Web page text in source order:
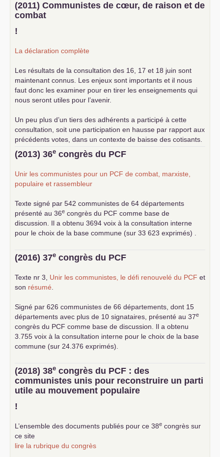
(2011) Communistes de cœur, de raison et de
combat
!
La déclaration complète
Les résultats de la consultation des 16, 17 et 18 juin sont
maintenant connus. Les enjeux sont importants et il nous
faut donc les examiner pour en tirer les enseignements qui
nous seront utiles pour l’avenir.
Un peu plus d’un tiers des adhérents a participé à cette
consultation, soit une participation en hausse par rapport aux
précédents votes, dans un contexte de baisse des cotisants.
... lire la suite
(2013) 36e congrès du PCF
Unir les communistes pour un PCF de combat, marxiste,
populaire et rassembleur
Texte signé par 542 communistes de 64 départements
présenté au 36e congrès du PCF comme base de
discussion. Il a obtenu 3694 voix à la consultation interne
pour le choix de la base commune (sur 33 623 exprimés) .
(2016) 37e congrès du PCF
Texte nr 3, Unir les communistes, le défi renouvelé du PCF et
son résumé
Signé par 626 communistes de 66 départements, dont 15
départements avec plus de 10 signataires, présenté au 37e
congrès du PCF comme base de discussion. Il a obtenu
3.755 voix à la consultation interne pour le choix de la base
commune (sur 24.376 exprimés).
(2018) 38e congrès du PCF : des
communistes unis pour reconstruire un parti
utile au mouvement populaire
!
L’ensemble des documents publiés pour ce 38e congrès sur
ce site
lire la rubrique du congrès